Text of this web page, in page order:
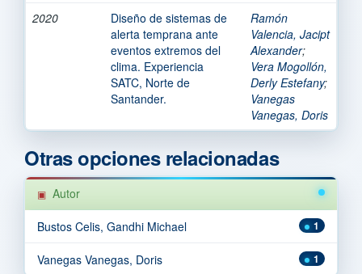
2020
Diseño de sistemas de
alerta temprana ante
eventos extremos del
clima. Experiencia
SATC, Norte de
Santander.
Ramón
Valencia, Jacipt
Alexander;
Vera Mogollón,
Derly Estefany;
Vanegas
Vanegas, Doris
Otras opciones relacionadas
Autor
1
Bustos Celis, Gandhi Michael
1
Vanegas Vanegas, Doris